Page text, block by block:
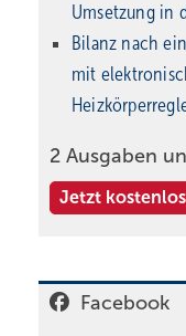
Umsetzung in
Bilanz nach
mit
2 Ausgaben
Jetzt
Facebook